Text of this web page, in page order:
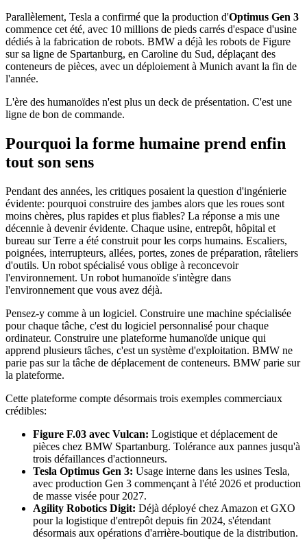
Parallèlement, Tesla a confirmé que la production d'Optimus Gen 3
commence cet été, avec 10 millions de pieds carrés d'espace d'usine
dédiés à la fabrication de robots. BMW a déjà les robots de Figure
sur sa ligne de Spartanburg, en Caroline du Sud, déplaçant des
conteneurs de pièces, avec un déploiement à Munich avant la fin de
l'année.
L'ère des humanoïdes n'est plus un deck de présentation. C'est une
ligne de bon de commande.
Pourquoi la forme humaine prend enfin
tout son sens
Pendant des années, les critiques posaient la question d'ingénierie
évidente: pourquoi construire des jambes alors que les roues sont
moins chères, plus rapides et plus fiables? La réponse a mis une
décennie à devenir évidente. Chaque usine, entrepôt, hôpital et
bureau sur Terre a été construit pour les corps humains. Escaliers,
poignées, interrupteurs, allées, portes, zones de préparation, râteliers
d'outils. Un robot spécialisé vous oblige à reconcevoir
l'environnement. Un robot humanoïde s'intègre dans
l'environnement que vous avez déjà.
Pensez-y comme à un logiciel. Construire une machine spécialisée
pour chaque tâche, c'est du logiciel personnalisé pour chaque
ordinateur. Construire une plateforme humanoïde unique qui
apprend plusieurs tâches, c'est un système d'exploitation. BMW ne
parie pas sur la tâche de déplacement de conteneurs. BMW parie sur
la plateforme.
Cette plateforme compte désormais trois exemples commerciaux
crédibles:
Figure F.03 avec Vulcan: Logistique et déplacement de
pièces chez BMW Spartanburg. Tolérance aux pannes jusqu'à
trois défaillances d'actionneurs.
Tesla Optimus Gen 3: Usage interne dans les usines Tesla,
avec production Gen 3 commençant à l'été 2026 et production
de masse visée pour 2027.
Agility Robotics Digit: Déjà déployé chez Amazon et GXO
pour la logistique d'entrepôt depuis fin 2024, s'étendant
désormais aux opérations d'arrière-boutique de la distribution.